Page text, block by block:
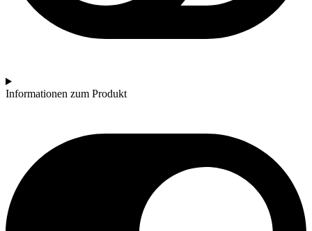
Informationen zum Produkt